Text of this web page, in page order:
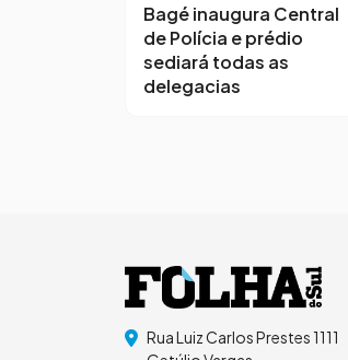
Bagé inaugura Central
de Polícia e prédio
sediará todas as
delegacias
Rua Luiz Carlos Prestes 1111